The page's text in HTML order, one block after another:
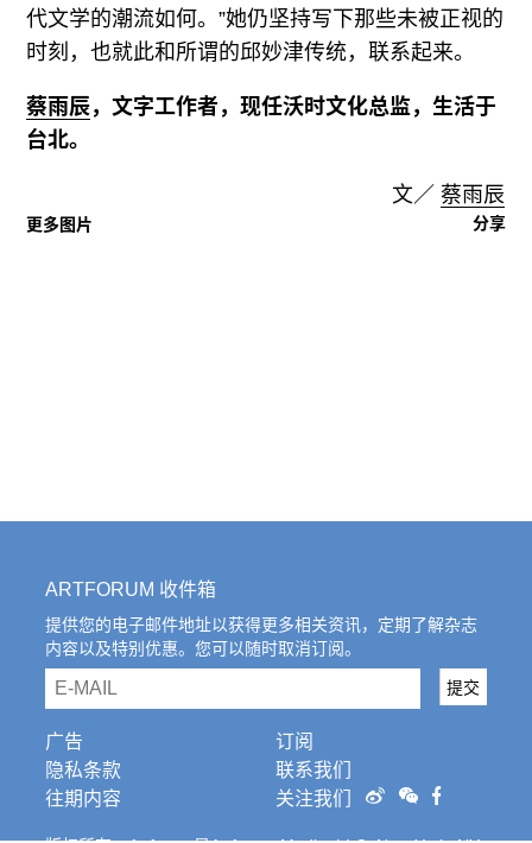
代文学的潮流如何。”她仍坚持写下那些未被正视的
时刻，也就此和所谓的邱妙津传统，联系起来。
蔡雨辰，文字工作者，现任沃时文化总监，生活于
台北。
文／ 蔡雨辰
更多图片 分享
ARTFORUM 收件箱
提供您的电子邮件地址以获得更多相关资讯，定期了解杂志
内容以及特别优惠。您可以随时取消订阅。
email 提交
广告
隐私条款
往期内容
订阅
联系我们
关注我们